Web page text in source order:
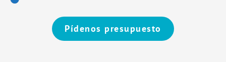
Pídenos presupuesto